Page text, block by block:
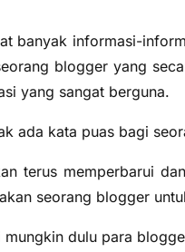
banyak informasi-
blogger yang
yang sangat berguna.
ada kata puas bagi
terus memperbarui
seorang blogger
mungkin dulu para